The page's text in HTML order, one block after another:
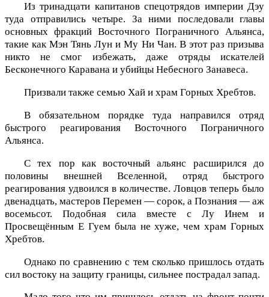
Из тринадцати капитанов спецотрядов империи Дэу
туда отправились четыре. За ними последовали главы
основных фракций Восточного Пограничного Альянса,
такие как Мэн Тянь Лун и Му Ни Чан. В этот раз призыва
никто не смог избежать, даже отряды искателей
Бесконечного Каравана и убийцы Небесного Занавеса.
Призвали также семью Хай и храм Горных Хребтов.
В обязательном порядке туда направился отряд
быстрого реагирования Восточного Пограничного
Альянса.
С тех пор как восточный альянс расширился до
половины внешней Вселенной, отряд быстрого
реагирования удвоился в количестве. Ловцов теперь было
двенадцать, мастеров Перемен — сорок, а Познания — аж
восемьсот. Подобная сила вместе с Лу Инем и
Просвещённым Е Гуем была не хуже, чем храм Горных
Хребтов.
Однако по сравнению с тем сколько пришлось отдать
сил востоку на защиту границы, сильнее пострадал запад.